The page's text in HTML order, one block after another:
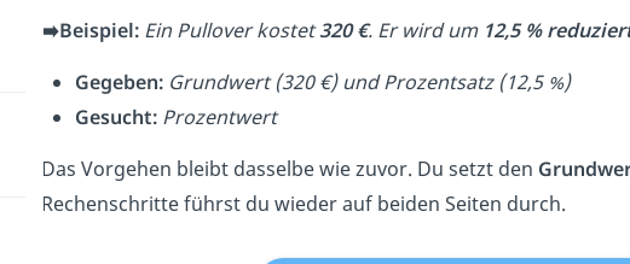
➡️Beispiel: Ein Pullover kostet320 €. Er wird um 12,5 %
Gegeben: Grundwert (320 €) und Prozentsatz (12,5 %)
Gesucht: Prozentwert
Das Vorgehen bleibt dasselbe wie zuvor. Du setzt den
Rechenschritte führst du wieder auf beiden Seiten durch.